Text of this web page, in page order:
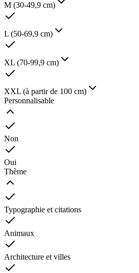
M (30-49,9 cm)
L (50-69,9 cm)
XL (70-99,9 cm)
XXL (à partir de 100 cm)
Personnalisable
Non
Oui
Thème
Typographie et citations
Animaux
Architecture et villes